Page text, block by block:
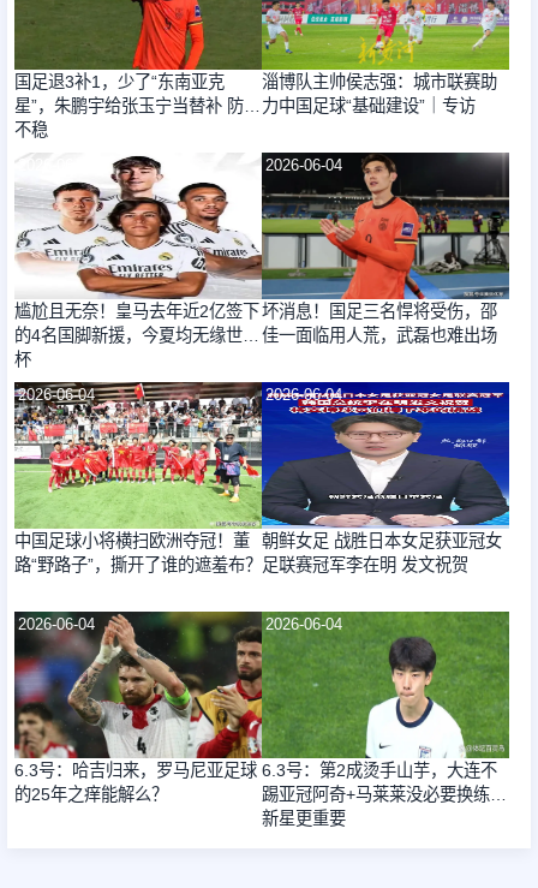
国足退3补1，少了“东南亚克
星”，朱鹏宇给张玉宁当替补 防线
不稳
淄博队主帅侯志强：城市联赛助
力中国足球“基础建设”｜专访
2026-06-04
尴尬且无奈！皇马去年近2亿签下
的4名国脚新援，今夏均无缘世界
杯
2026-06-04
坏消息！国足三名悍将受伤，邵
佳一面临用人荒，武磊也难出场
2026-06-04
中国足球小将横扫欧洲夺冠！董
路“野路子”，撕开了谁的遮羞布？
2026-06-04
朝鲜女足 战胜日本女足获亚冠女
足联赛冠军李在明 发文祝贺
2026-06-04
6.3号：哈吉归来，罗马尼亚足球
的25年之痒能解么？
2026-06-04
6.3号：第2成烫手山芋，大连不
踢亚冠阿奇+马莱莱没必要换练好
新星更重要